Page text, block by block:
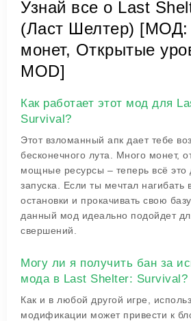
Узнай все о Last
(Ласт Шелтер) [МОД:
монет, Открытые
MOD]
Как работает этот мод для
Survival?
Этот взломанный апк дает тебе
бесконечного лута. Много монет,
мощные ресурсы – теперь всё это
запуска. Если ты мечтал нагибать
остановки и прокачивать свою
данный мод идеально подойдет
свершений.
Могу ли я получить бан за
мода в Last Shelter: Survival?
Как и в любой другой игре,
модификации может привести к